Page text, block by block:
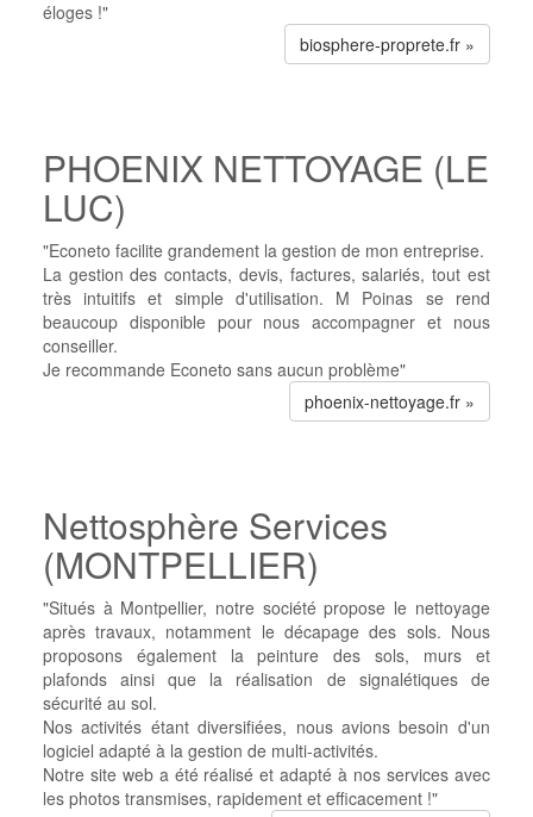
éloges !"
biosphere-proprete.fr »
PHOENIX NETTOYAGE (LE
LUC)
"Econeto facilite grandement la gestion de mon entreprise.
La gestion des contacts, devis, factures, salariés, tout est
très intuitifs et simple d'utilisation. M Poinas se rend
beaucoup disponible pour nous accompagner et nous
conseiller.
Je recommande Econeto sans aucun problème"
phoenix-nettoyage.fr »
Nettosphère Services
(MONTPELLIER)
"Situés à Montpellier, notre société propose le nettoyage
après travaux, notamment le décapage des sols. Nous
proposons également la peinture des sols, murs et
plafonds ainsi que la réalisation de signalétiques de
sécurité au sol.
Nos activités étant diversifiées, nous avions besoin d'un
logiciel adapté à la gestion de multi-activités.
Notre site web a été réalisé et adapté à nos services avec
les photos transmises, rapidement et efficacement !"